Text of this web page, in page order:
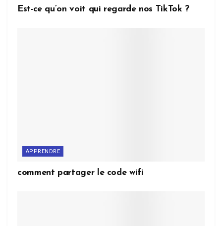
Est-ce qu’on voit qui regarde nos TikTok ?
APPRENDRE
comment partager le code wifi